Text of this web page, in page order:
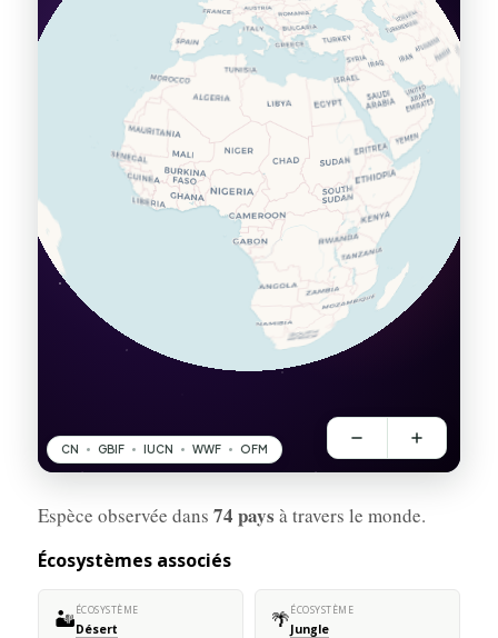
Espèce observée dans 74 pays à travers le monde.
Écosystèmes associés
🏜️ÉCOSYSTÈME
Désert 🌴ÉCOSYSTÈME
Jungle